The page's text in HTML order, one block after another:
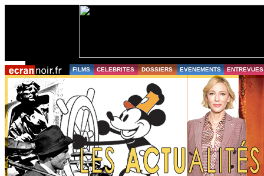
FILMS CELEBRITES DOSSIERS EVENEMENTS ENTREVUES